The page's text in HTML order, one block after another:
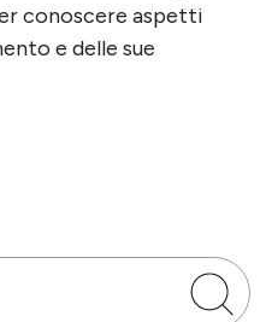
conoscere aspetti
e delle sue